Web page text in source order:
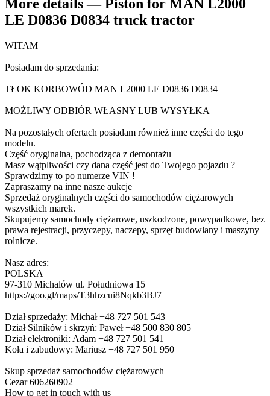
More details — Piston for MAN L2000
LE D0836 D0834 truck tractor
WITAM
Posiadam do sprzedania:
TŁOK KORBOWÓD MAN L2000 LE D0836 D0834
MOŻLIWY ODBIÓR WŁASNY LUB WYSYŁKA
Na pozostałych ofertach posiadam również inne części do tego
modelu.
Część oryginalna, pochodząca z demontażu
Masz wątpliwości czy dana część jest do Twojego pojazdu ?
Sprawdzimy to po numerze VIN !
Zapraszamy na inne nasze aukcje
Sprzedaż oryginalnych części do samochodów ciężarowych
wszystkich marek.
Skupujemy samochody ciężarowe, uszkodzone, powypadkowe, bez
prawa rejestracji, przyczepy, naczepy, sprzęt budowlany i maszyny
rolnicze.
Nasz adres:
POLSKA
97-310 Michalów ul. Południowa 15
https://goo.gl/maps/T3hhzcui8Nqkb3BJ7
Dział sprzedaży: Michał +48 727 501 543
Dział Silników i skrzyń: Paweł +48 500 830 805
Dział elektroniki: Adam +48 727 501 541
Koła i zabudowy: Mariusz +48 727 501 950
Skup sprzedaż samochodów ciężarowych
Cezar 606260902
How to get in touch with us